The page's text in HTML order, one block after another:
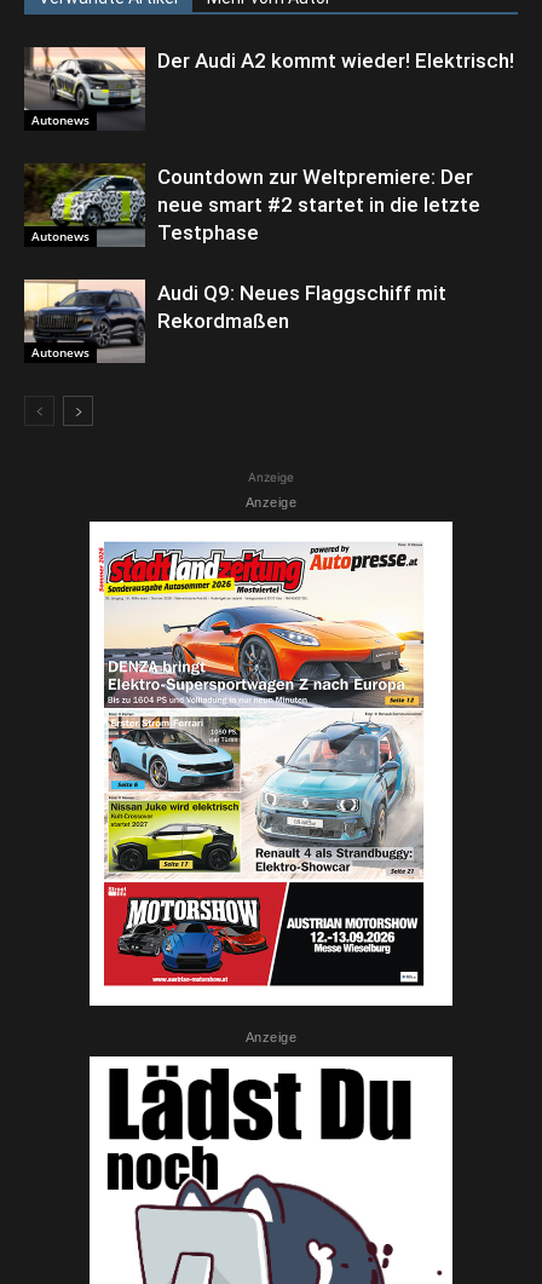
Autonews
Der Audi A2 kommt wieder! Elektrisch!
Autonews
Countdown zur Weltpremiere: Der
neue smart #2 startet in die letzte
Testphase
Autonews
Audi Q9: Neues Flaggschiff mit
Rekordmaßen
Anzeige
Anzeige
Anzeige